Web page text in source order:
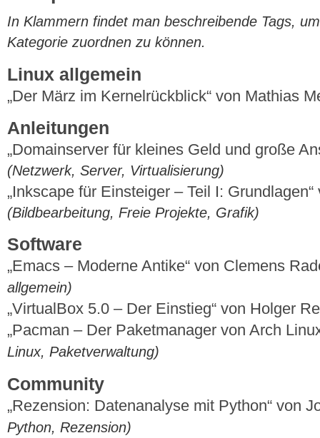
In Klammern findet man beschreibende Tags,
Kategorie zuordnen zu können.
Linux allgemein
„Der März im Kernelrückblick“ von Mathias
Anleitungen
„Domainserver für kleines Geld und große
(Netzwerk, Server, Virtualisierung)
„Inkscape für Einsteiger – Teil I:
(Bildbearbeitung, Freie Projekte, Grafik)
Software
„Emacs – Moderne Antike“ von Clemens
allgemein)
„VirtualBox 5.0 – Der Einstieg“ von Holger
„Pacman – Der Paketmanager von Arch
Linux, Paketverwaltung)
Community
„Rezension: Datenanalyse mit Python“ von
Python, Rezension)